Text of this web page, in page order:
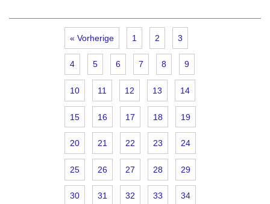
« Vorherige 1 2 3
4 5 6 7 8 9
10 11 12 13 14
15 16 17 18 19
20 21 22 23 24
25 26 27 28 29
30 31 32 33 34